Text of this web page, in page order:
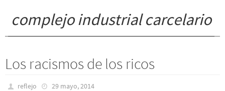
complejo industrial carcelario
Los racismos de los ricos
reflejo
29 mayo, 2014